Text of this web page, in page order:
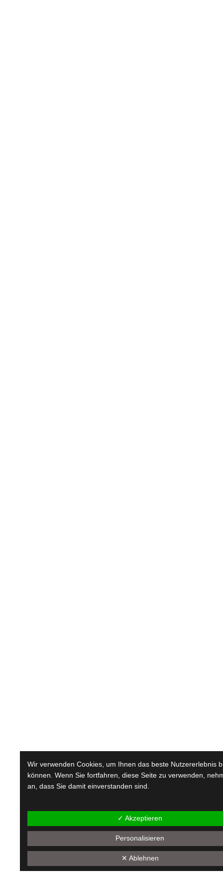
Wir verwenden Cookies, um Ihnen das beste Nutzererlebnis
können. Wenn Sie fortfahren, diese Seite zu verwenden,
an, dass Sie damit einverstanden sind.
✓ Akzeptieren
Personalisieren
✕ Ablehnen